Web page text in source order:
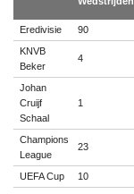
Eredivisie 90
KNVB
Beker
4
Johan
Cruijf
Schaal
1
Champions
League
23
UEFA Cup 10